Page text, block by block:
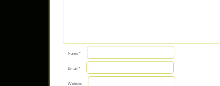
Name *
Email *
Website